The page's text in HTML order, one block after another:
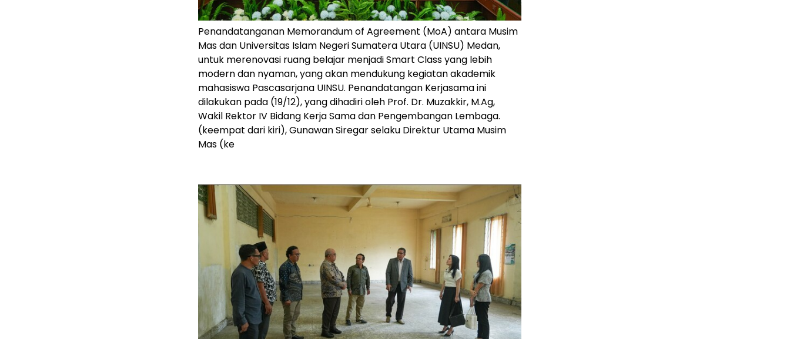
Penandatanganan Memorandum of Agreement (MoA) antara Musim
Mas dan Universitas Islam Negeri Sumatera Utara (UINSU) Medan,
untuk merenovasi ruang belajar menjadi Smart Class yang lebih
modern dan nyaman, yang akan mendukung kegiatan akademik
mahasiswa Pascasarjana UINSU. Penandatangan Kerjasama ini
dilakukan pada (19/12), yang dihadiri oleh Prof. Dr. Muzakkir, M.Ag,
Wakil Rektor IV Bidang Kerja Sama dan Pengembangan Lembaga.
(keempat dari kiri), Gunawan Siregar selaku Direktur Utama Musim
Mas (ke